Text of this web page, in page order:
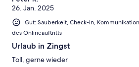
26. Jan. 2025
Gut: Sauberkeit, Check-in,
des Onlineauftritts
Urlaub in Zingst
Toll, gerne wieder